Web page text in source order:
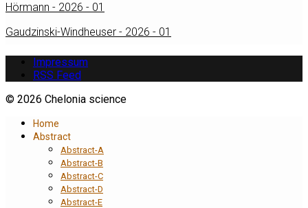
Hörmann - 2026 - 01
Gaudzinski-Windheuser - 2026 - 01
Impressum
RSS Feed
© 2026 Chelonia science
Home
Abstract
Abstract-A
Abstract-B
Abstract-C
Abstract-D
Abstract-E